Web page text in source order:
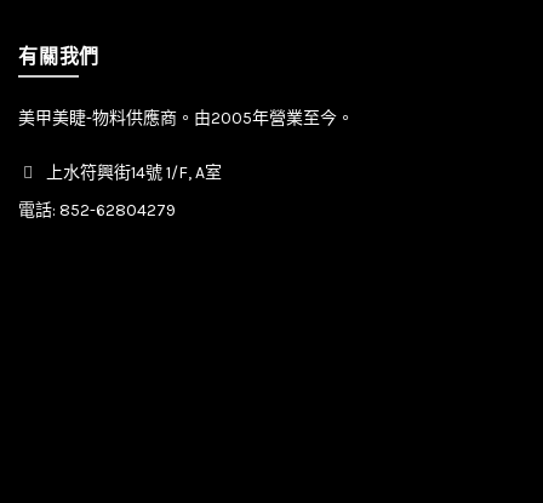
有關我們
美甲美睫-物料供應商。由2005年營業至今。
上水符興街14號 1/F, A室
電話: 852-62804279